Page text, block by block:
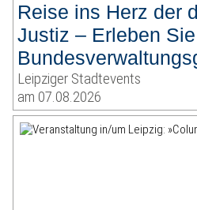
Reise ins Herz der
Justiz – Erleben
Leipziger Stadtevents
am 07.08.2026